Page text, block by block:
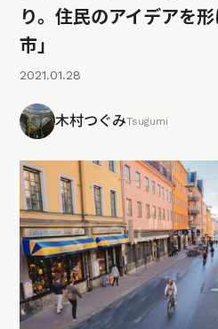
り。住民のアイデアを
市」
2021.01.28
木村つぐみTsugumi